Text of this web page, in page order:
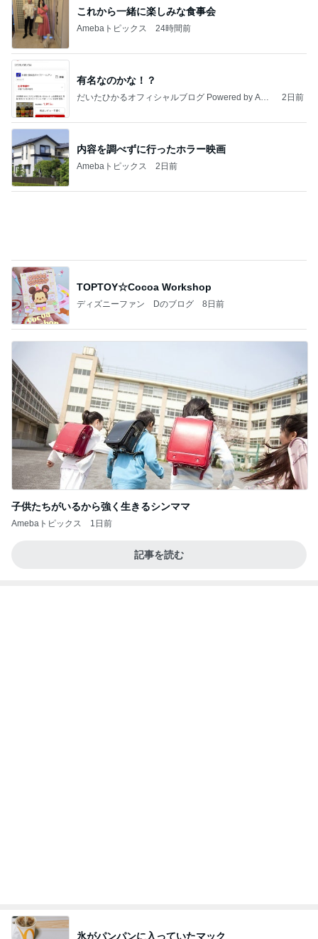
これから一緒に楽しみな食事会
Amebaトピックス 24時間前
有名なのかな！？
だいたひかるオフィシャルブログ Powered by Ame
2日前
内容を調べずに行ったホラー映画
Amebaトピックス 2日前
TOPTOY☆Cocoa Workshop
ディズニーファン Dのブログ 8日前
子供たちがいるから強く生きるシンママ
Amebaトピックス 1日前
記事を読む
氷がパンパンに入っていたマック